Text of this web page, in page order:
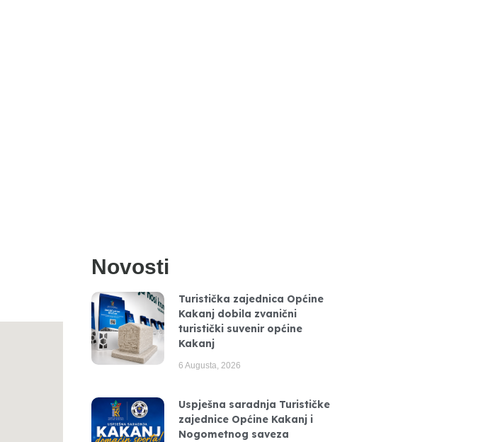
Novosti
Turistička zajednica Općine
Kakanj dobila zvanični
turistički suvenir općine
Kakanj
6 Augusta, 2026
Uspješna saradnja Turističke
zajednice Općine Kakanj i
Nogometnog saveza